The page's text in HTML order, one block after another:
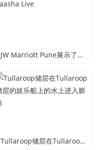
JW Marriott Pune展示了Paasha Live
Tullaroop储层在Tullaroop储层的娱乐船上的水上进入膨胀